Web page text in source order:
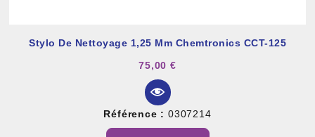
Stylo De Nettoyage 1,25 Mm Chemtronics CCT-125
75,00 €
Référence : 0307214